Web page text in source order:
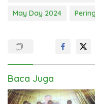
May Day 2024
Baca Juga